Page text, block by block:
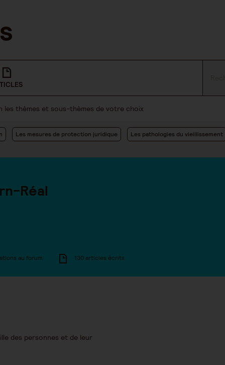
thèmes et sous-thèmes de votre choix
Les mesures de protection juridique Les pathologies du vieillissement
Réal
au forum 130 articles écrits
des personnes et de leur